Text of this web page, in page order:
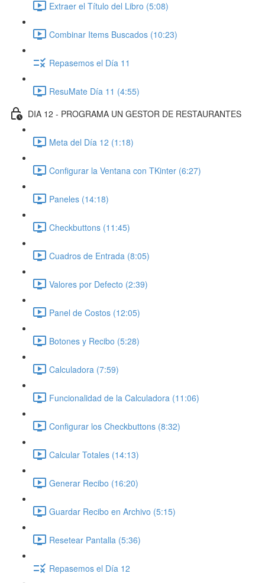
Extraer el Título del Libro (5:08)
Combinar Items Buscados (10:23)
Repasemos el Día 11
ResuMate Día 11 (4:55)
DIA 12 - PROGRAMA UN GESTOR DE RESTAURANTES
Meta del Día 12 (1:18)
Configurar la Ventana con TKinter (6:27)
Paneles (14:18)
Checkbuttons (11:45)
Cuadros de Entrada (8:05)
Valores por Defecto (2:39)
Panel de Costos (12:05)
Botones y Recibo (5:28)
Calculadora (7:59)
Funcionalidad de la Calculadora (11:06)
Configurar los Checkbuttons (8:32)
Calcular Totales (14:13)
Generar Recibo (16:20)
Guardar Recibo en Archivo (5:15)
Resetear Pantalla (5:36)
Repasemos el Día 12